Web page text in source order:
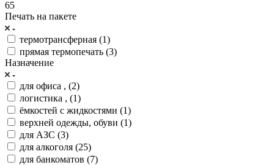
65
Печать на пакете
термотрансферная (1)
прямая термопечать (3)
Назначение
для офиса , (2)
логистика , (1)
ёмкостей с жидкостями (1)
верхней одежды, обуви (1)
для АЗС (3)
для алкоголя (25)
для банкоматов (7)